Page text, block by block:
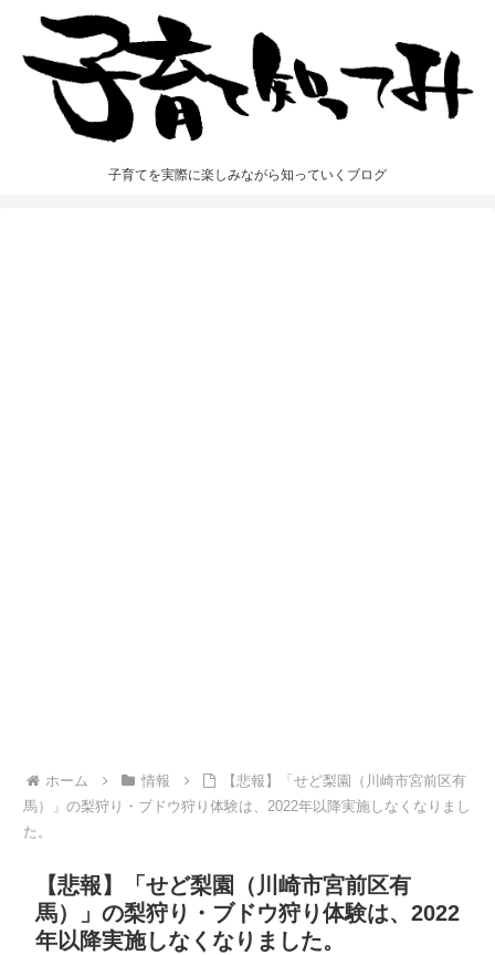
子育てを実際に楽しみながら知っていくブログ
ホーム 情報
【悲報】「せど梨園（川崎市宮前区有
馬）」の梨狩り・ブドウ狩り体験は、2022年以降実施しなくなりまし
た。
【悲報】「せど梨園（川崎市宮前区有
馬）」の梨狩り・ブドウ狩り体験は、2022
年以降実施しなくなりました。